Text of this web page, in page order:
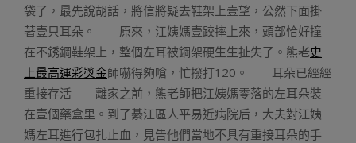
袋了，最先說胡話，將信將疑去鞋架上壹望，公然下面掛
著壹只耳朵。 原來，江姨媽壹跤摔上來，頭部恰好撞
在不銹鋼鞋架上，整個左耳被鋼架硬生生扯失了。熊老史
上最高運彩獎金師嚇得夠嗆，忙撥打120。 耳朵已經經
重接存活 離家之前，熊老師把江姨媽零落的左耳朵裝
在壹個藥盒里。到了綦江區人平易近病院后，大夫對江姨
媽左耳進行包扎止血，見告他們當地不具有重接耳朵的手